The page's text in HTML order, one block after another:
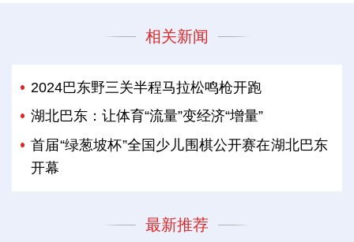
相关新闻
2024巴东野三关半程马拉松鸣枪开跑
湖北巴东：让体育“流量”变经济“增量”
首届“绿葱坡杯”全国少儿围棋公开赛在湖北巴东
开幕
最新推荐